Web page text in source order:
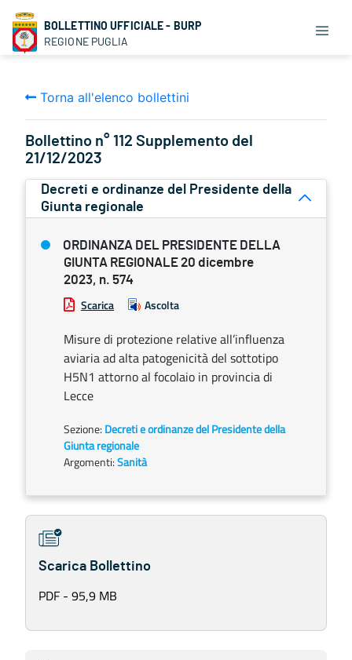
BOLLETTINO UFFICIALE - BURP
REGIONE PUGLIA
Torna all'elenco bollettini
Bollettino n° 112 Supplemento del
21/12/2023
Decreti e ordinanze del Presidente della
Giunta regionale
ORDINANZA DEL PRESIDENTE DELLA
GIUNTA REGIONALE 20 dicembre
2023, n. 574
Scarica Ascolta
Misure di protezione relative all’influenza
aviaria ad alta patogenicità del sottotipo
H5N1 attorno al focolaio in provincia di
Lecce
Sezione: Decreti e ordinanze del Presidente della
Giunta regionale
Argomenti:Sanità
Scarica Bollettino
PDF - 95,9 MB